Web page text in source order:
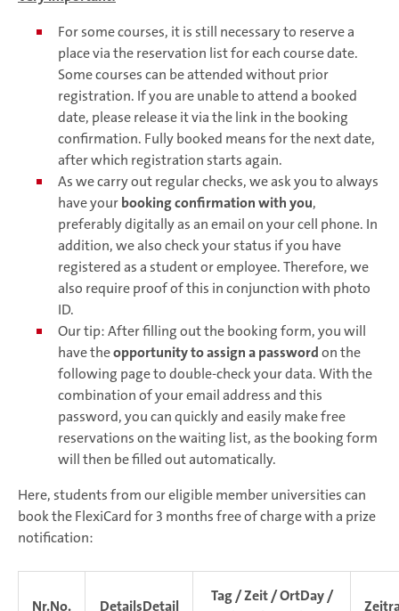
For some courses, it is still necessary to reserve a
place via the reservation list for each course date.
Some courses can be attended without prior
registration. If you are unable to attend a booked
date, please release it via the link in the booking
confirmation. Fully booked means for the next date,
after which registration starts again.
As we carry out regular checks, we ask you to always
have yourbooking confirmation with you,
preferably digitally as an email on your cell phone. In
addition, we also check your status if you have
registered as a student or employee. Therefore, we
also require proof of this in conjunction with photo
ID.
Our tip: After filling out the booking form, you will
have theopportunity to assign a passwordon the
following page to double-check your data. With the
combination of your email address and this
password, you can quickly and easily make free
reservations on the waiting list, as the booking form
will then be filled out automatically.
Here, students from our eligible member universities can
book the FlexiCard for 3 months free of charge with a prize
notification:
Nr.No. DetailsDetail
Tag / Zeit / OrtDay /